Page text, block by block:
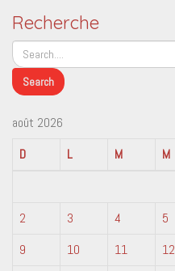
Recherche
août 2026
D
L M M
2
3 4 5
9
10 11 12